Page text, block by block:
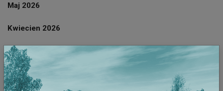
Maj 2026
Kwiecien 2026
Marzec 2026
Luty 2026